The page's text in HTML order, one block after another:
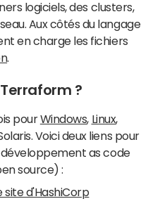
logiciels, des clusters,
Aux côtés du langage
en charge les fichiers
.
?
pourWindows, Linux,
Voici deux liens pour
as code
source) :
d'HashiCorp